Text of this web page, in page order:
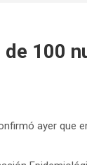
100
ayer que